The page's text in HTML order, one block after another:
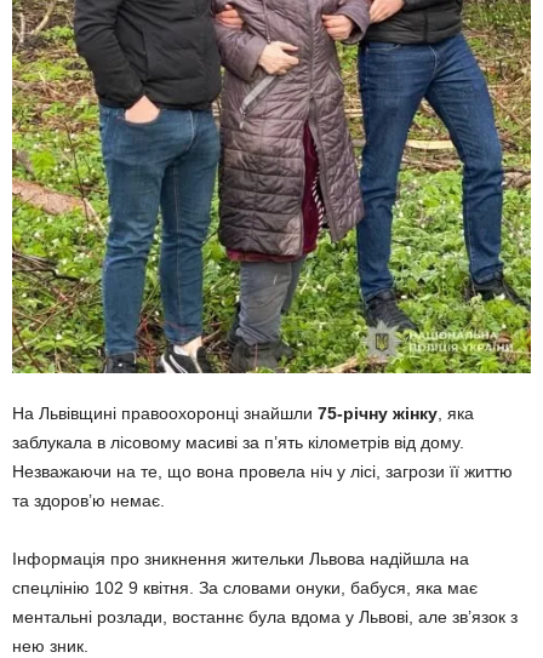
На Львівщині правоохоронці знайшли 75-річну жінку, яка
заблукала в лісовому масиві за п’ять кілометрів від дому.
Незважаючи на те, що вона провела ніч у лісі, загрози її життю
та здоров’ю немає.
Інформація про зникнення жительки Львова надійшла на
спецлінію 102 9 квітня. За словами онуки, бабуся, яка має
ментальні розлади, востаннє була вдома у Львові, але зв’язок з
нею зник.